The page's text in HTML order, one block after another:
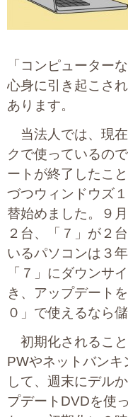
「コンピューター
心身に引き起こさ
あります。
当法人では、現
クで使っているの
ートが終了したこ
づつウィンドウズ
替始めました。９
２台、「７」が２
いるパソコンは３
「７」にダウンサ
き、アップデート
０」で使えるなら
初期化されるこ
PWやネットバン
して、週末にデル
プデートDVDを使